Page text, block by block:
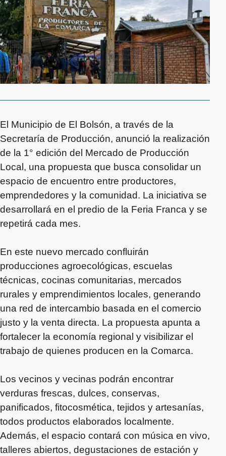
El Municipio de El Bolsón, a través de la
Secretaría de Producción, anunció la realización
de la 1° edición del Mercado de Producción
Local, una propuesta que busca consolidar un
espacio de encuentro entre productores,
emprendedores y la comunidad. La iniciativa se
desarrollará en el predio de la Feria Franca y se
repetirá cada mes.
En este nuevo mercado confluirán
producciones agroecológicas, escuelas
técnicas, cocinas comunitarias, mercados
rurales y emprendimientos locales, generando
una red de intercambio basada en el comercio
justo y la venta directa. La propuesta apunta a
fortalecer la economía regional y visibilizar el
trabajo de quienes producen en la Comarca.
Los vecinos y vecinas podrán encontrar
verduras frescas, dulces, conservas,
panificados, fitocosmética, tejidos y artesanías,
todos productos elaborados localmente.
Además, el espacio contará con música en vivo,
talleres abiertos, degustaciones de estación y